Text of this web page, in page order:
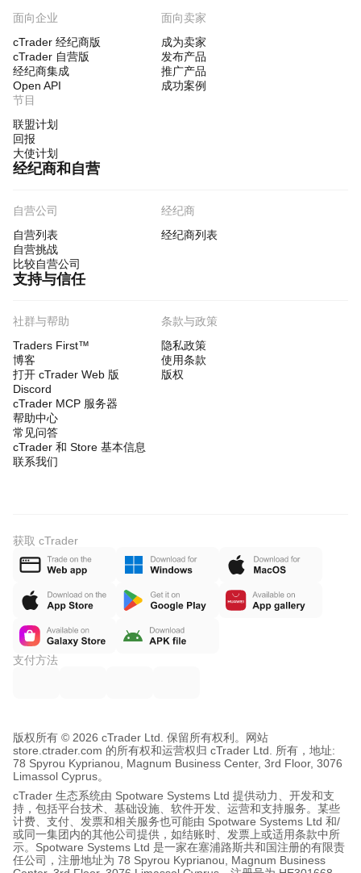
面向企业
cTrader 经纪商版
cTrader 自营版
经纪商集成
Open API
面向卖家
成为卖家
发布产品
推广产品
成功案例
节目
联盟计划
回报
大使计划
经纪商和自营
自营公司
自营列表
自营挑战
比较自营公司
经纪商
经纪商列表
支持与信任
社群与帮助
Traders First™
博客
打开 cTrader Web 版
Discord
cTrader MCP 服务器
帮助中心
常见问答
cTrader 和 Store 基本信息
联系我们
条款与政策
隐私政策
使用条款
版权
获取 cTrader
支付方法
版权所有 © 2026 cTrader Ltd. 保留所有权利。
网站
store.ctrader.com 的所有权和运营权归 cTrader Ltd. 所有，地址:
78 Spyrou Kyprianou, Magnum Business Center, 3rd Floor, 3076
Limassol Cyprus。
cTrader 生态系统由 Spotware Systems Ltd 提供动力、开发和支
持，包括平台技术、基础设施、软件开发、运营和支持服务。某些
计费、支付、发票和相关服务也可能由 Spotware Systems Ltd 和/
或同一集团内的其他公司提供，如结账时、发票上或适用条款中所
示。Spotware Systems Ltd 是一家在塞浦路斯共和国注册的有限责
任公司，注册地址为 78 Spyrou Kyprianou, Magnum Business